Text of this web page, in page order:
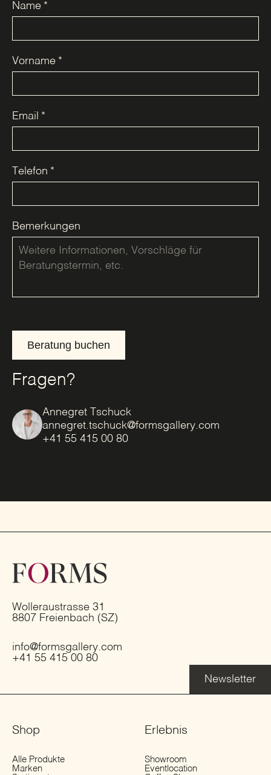
Name *
Vorname *
Email *
Telefon *
Bemerkungen
Beratung buchen
Fragen?
Annegret Tschuck
annegret.tschuck@formsgallery.com
+41 55 415 00 80
Wolleraustrasse 31
8807 Freienbach (SZ)
info@formsgallery.com
+41 55 415 00 80
Newsletter
Shop
Alle Produkte
Marken
Erlebnis
Showroom
Eventlocation